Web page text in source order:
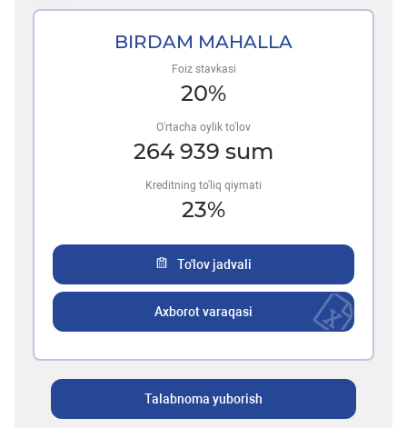
BIRDAM MAHALLA
Foiz stavkasi
20%
O'rtacha oylik to'lov
264 939 sum
Kreditning to'liq qiymati
23%
To'lov jadvali
Axborot varaqasi
Talabnoma yuborish